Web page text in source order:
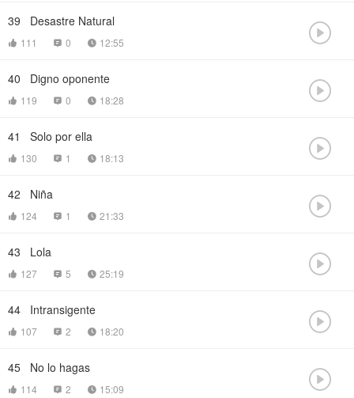
39 Desastre Natural
 111  0  12:55 
40 Digno oponente
 119  0  18:28 
41 Solo por ella
 130  1  18:13 
42 Niña
 124  1  21:33 
43 Lola
 127  5  25:19 
44 Intransigente
 107  2  18:20 
45 No lo hagas
 114  2  15:09 